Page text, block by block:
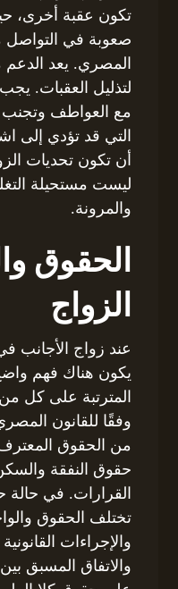
تكون عقبة أخرى،
صعوبة في التواصل
المصري. يعد الدعم
لتذليل العقبات.
مع العواطف وتجنب
التي قد تؤدي إلى
أن تكون تحديات
ليست مستحيلة
والمرونة.
الحقوق
الزواج
عند زواج
يكون هناك فهم
المترتبة على كل من
وفقًا للقانون
من الحقوق المعترف
حقوق النفقة
القرارات. في حالة
تختلف الحقوق
والإجراءات
والاتفاق المسبق